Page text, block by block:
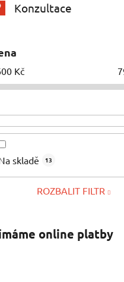
Konzultace
Kč
skladě 13
ROZBALIT FILTR
online platby